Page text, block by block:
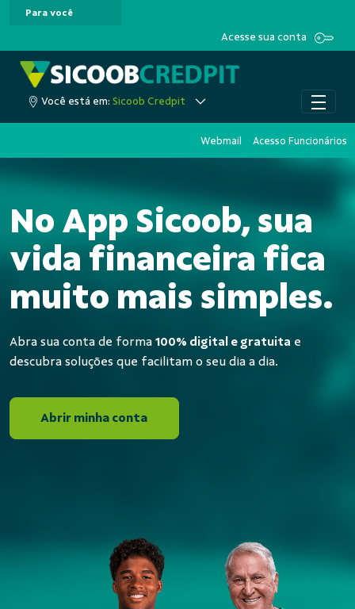
Pular para o Conteúdo principal
Para você
Acesse sua conta
Você está em: Sicoob Credpit
Webmail Acesso Funcionários
No App Sicoob, sua
vida financeira fica
muito mais simples.
Abra sua conta de forma 100% digital e gratuita e
descubra soluções que facilitam o seu dia a dia.
Abrir minha conta